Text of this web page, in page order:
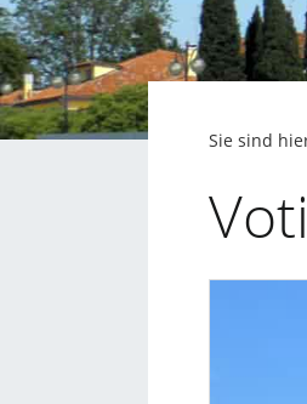
Sie sind